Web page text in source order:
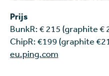
Prijs
BunkR: € 215 (graphite €
ChipR: €199 (graphite
eu.ping.com